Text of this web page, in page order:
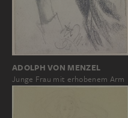
ADOLPH VON MENZEL
Junge Frau mit erhobenem Arm